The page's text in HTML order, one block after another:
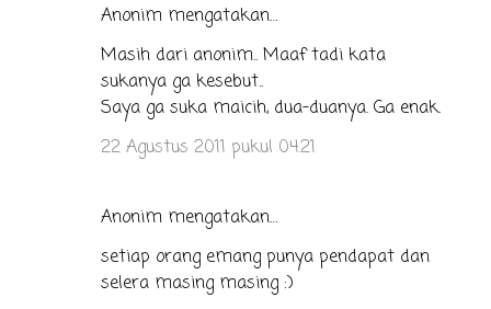
Anonim mengatakan…
Masih dari anonim.. Maaf tadi kata
sukanya ga kesebut..
Saya ga suka maicih, dua-duanya. Ga enak.
22 Agustus 2011 pukul 04.21
Anonim mengatakan…
setiap orang emang punya pendapat dan
selera masing masing :)